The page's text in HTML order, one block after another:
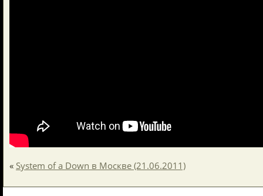
« System of a Down в Москве (21.06.2011)